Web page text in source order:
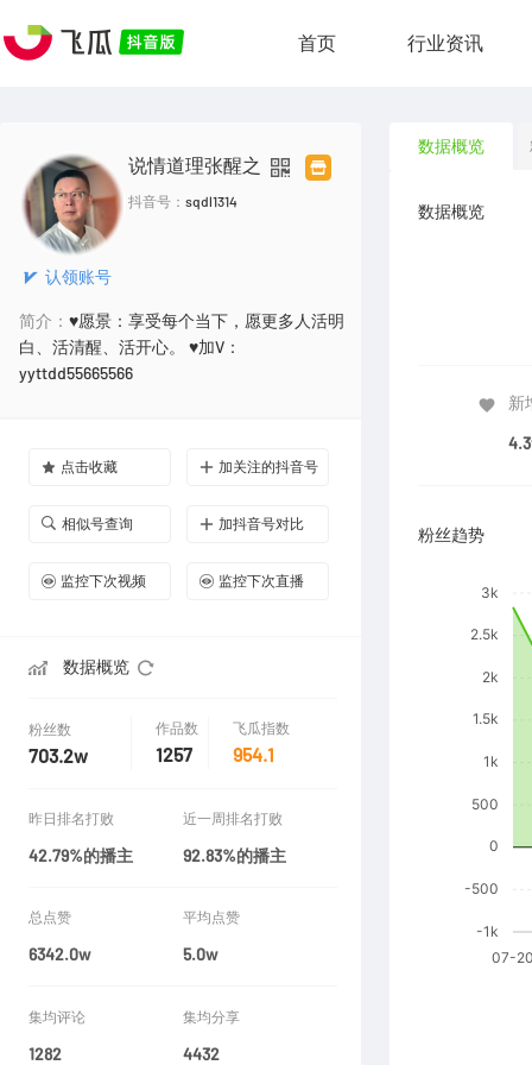
首页 行业资讯
认领账号
说情道理张醒之
抖音号： sqdl1314
简介： ♥️愿景：享受每个当下，愿更多人活明
白、活清醒、活开心。 ♥️加V：
yyttdd55665566
点击收藏 加关注的抖音号
相似号查询 加抖音号对比
监控下次视频 监控下次直播
数据概览
粉丝数
703.2w
作品数
1257
飞瓜指数
954.1
昨日排名打败
42.79%的播主
近一周排名打败
92.83%的播主
总点赞
6342.0w
平均点赞
5.0w
集均评论
1282
集均分享
4432
数据概览
数据概览
新
粉丝趋势